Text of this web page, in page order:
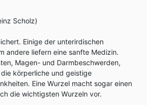
Scholz)
Einige der unterirdischen
andere liefern eine sanfte Medizin.
Magen- und Darmbeschwerden,
körperliche und geistige
Eine Wurzel macht sogar einen
die wichtigsten Wurzeln vor.